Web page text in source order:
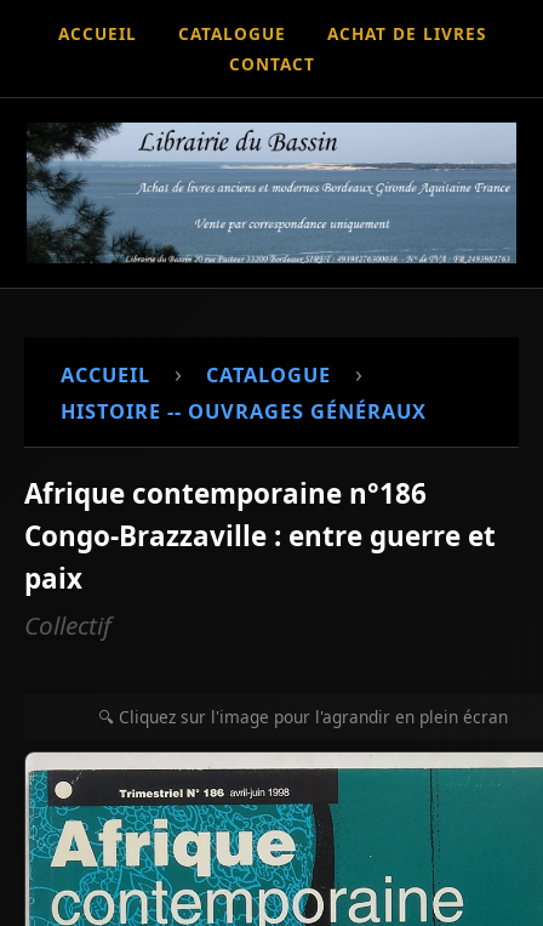
ACCUEIL CATALOGUE
ACHAT DE LIVRES
CONTACT
ACCUEIL › CATALOGUE ›
HISTOIRE -- OUVRAGES GÉNÉRAUX
Afrique contemporaine n°186
Congo-Brazzaville : entre guerre et
paix
Collectif
🔍 Cliquez sur l'image pour l'agrandir en plein écran